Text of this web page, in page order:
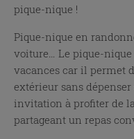
pique-nique !
Pique-nique en
voiture… Le pique-
vacances car il permet
extérieur sans dépenser
invitation à profiter de
partageant un repas